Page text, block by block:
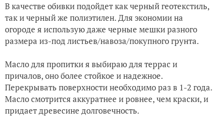
В качестве обивки подойдет как черный геотекстиль,
так и черный же полиэтилен. Для экономии на
огороде я использую даже черные мешки разного
размера из-под листьев/навоза/покупного грунта.
Масло для пропитки я выбираю для террас и
причалов, оно более стойкое и надежное.
Перекрывать поверхности необходимо раз в 1-2 года.
Масло смотрится аккуратнее и ровнее, чем краски, и
придает древесине долговечность.